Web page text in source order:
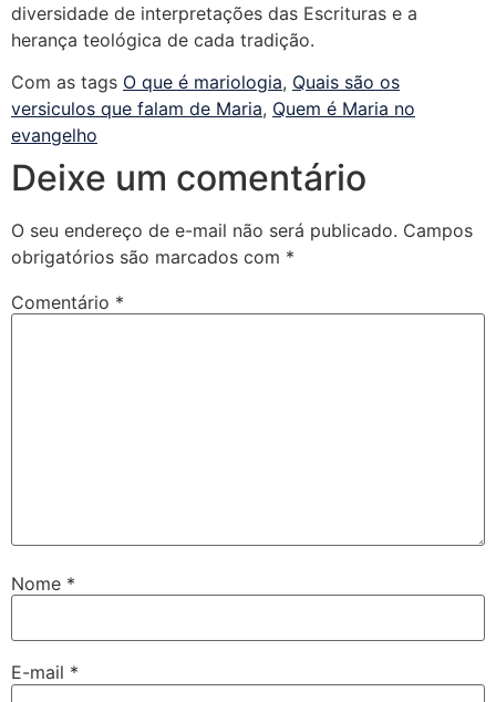
diversidade de interpretações das Escrituras e a
herança teológica de cada tradição.
Com as tags O que é mariologia, Quais são os
versiculos que falam de Maria, Quem é Maria no
evangelho
Deixe um comentário
O seu endereço de e-mail não será publicado. Campos
obrigatórios são marcados com *
Comentário *
Nome *
E-mail *